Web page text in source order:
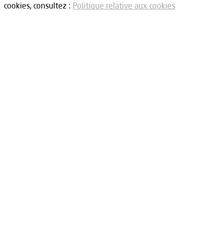
cookies, consultez : Politique relative aux cookies